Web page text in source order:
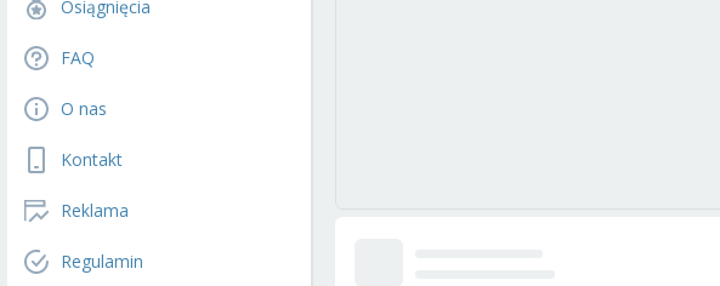
Osiągnięcia
FAQ
O nas
Kontakt
Reklama
Regulamin